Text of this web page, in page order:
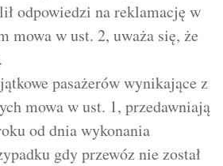
odpowiedzi na reklamację w
mowa w ust. 2, uważa się, że
pasażerów wynikające z
mowa w ust. 1, przedawniają
od dnia wykonania
gdy przewóz nie został